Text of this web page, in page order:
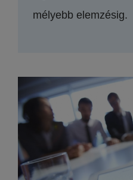
mélyebb elemzésig.